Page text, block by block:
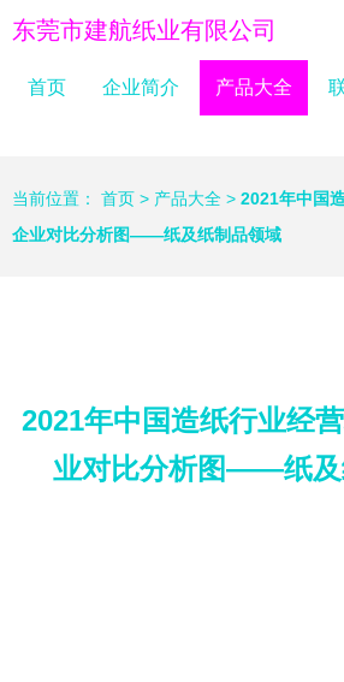
东莞市建航纸业有限公司
首页 企业简介 产品大全
当前位置： 首页 > 产品大全 > 2021年中国
企业对比分析图——纸及纸制品领域
2021年中国造纸行业经
业对比分析图——纸及